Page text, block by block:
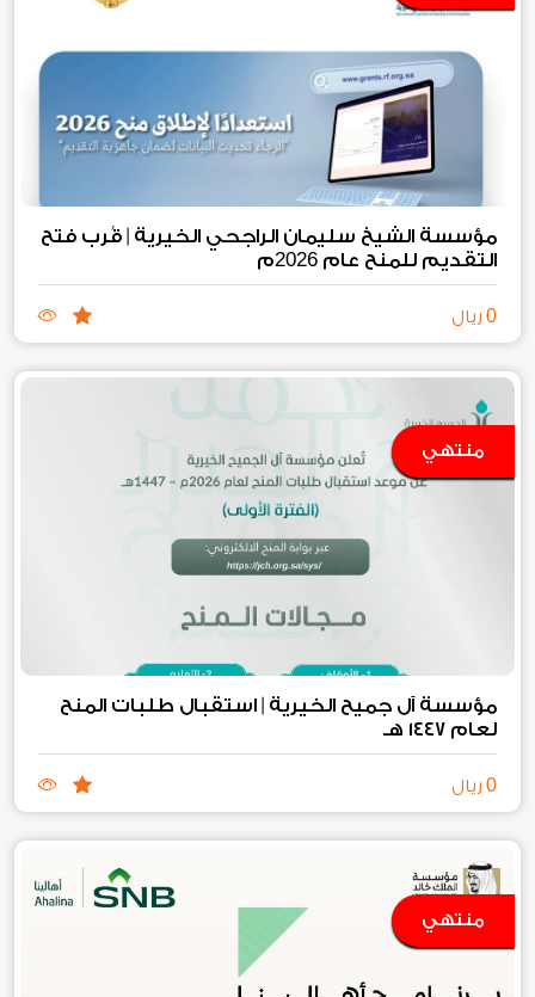
مؤسسة الشيخ سليمان الراجحي الخيرية | قُرب فتح
التقديم للمنح عام 2026م
0 ريال
منتهي
مؤسسة آل جميح الخيرية | استقبال طلبات المنح
لعام ١٤٤٧ هـ
0 ريال
منتهي